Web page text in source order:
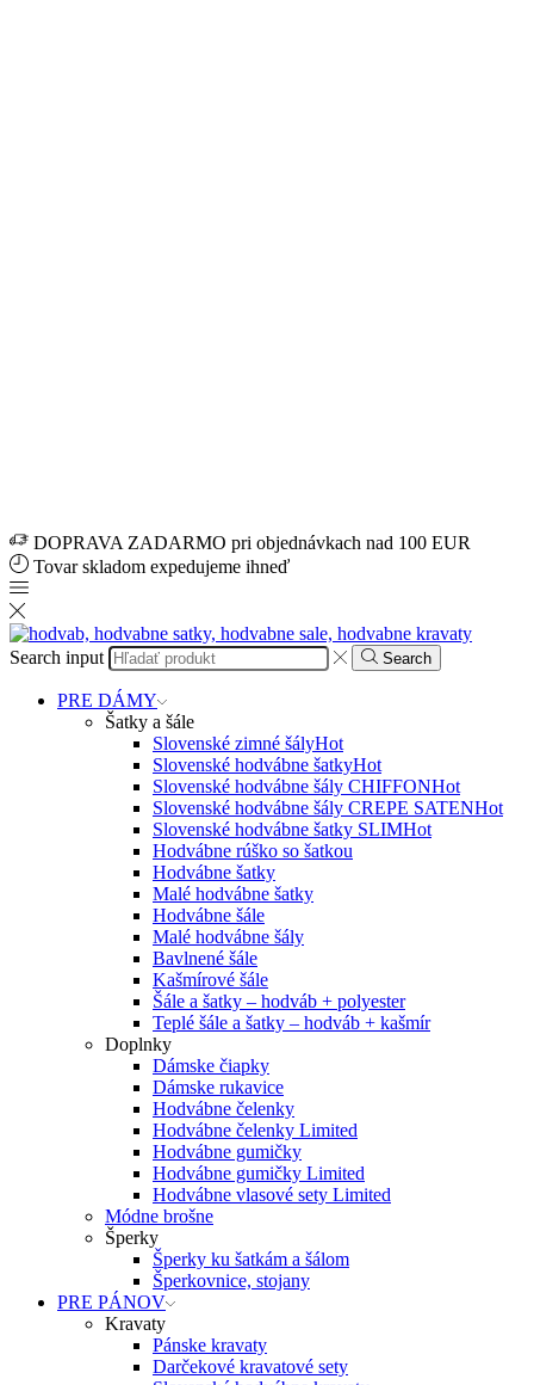
DOPRAVA ZADARMO pri objednávkach nad 100 EUR
Tovar skladom expedujeme ihneď
Search input Search
PRE DÁMY
Šatky a šále
Slovenské zimné šályHot
Slovenské hodvábne šatkyHot
Slovenské hodvábne šály CHIFFONHot
Slovenské hodvábne šály CREPE SATENHot
Slovenské hodvábne šatky SLIMHot
Hodvábne rúško so šatkou
Hodvábne šatky
Malé hodvábne šatky
Hodvábne šále
Malé hodvábne šály
Bavlnené šále
Kašmírové šále
Šále a šatky – hodváb + polyester
Teplé šále a šatky – hodváb + kašmír
Doplnky
Dámske čiapky
Dámske rukavice
Hodvábne čelenky
Hodvábne čelenky Limited
Hodvábne gumičky
Hodvábne gumičky Limited
Hodvábne vlasové sety Limited
Módne brošne
Šperky
Šperky ku šatkám a šálom
Šperkovnice, stojany
PRE PÁNOV
Kravaty
Pánske kravaty
Darčekové kravatové sety